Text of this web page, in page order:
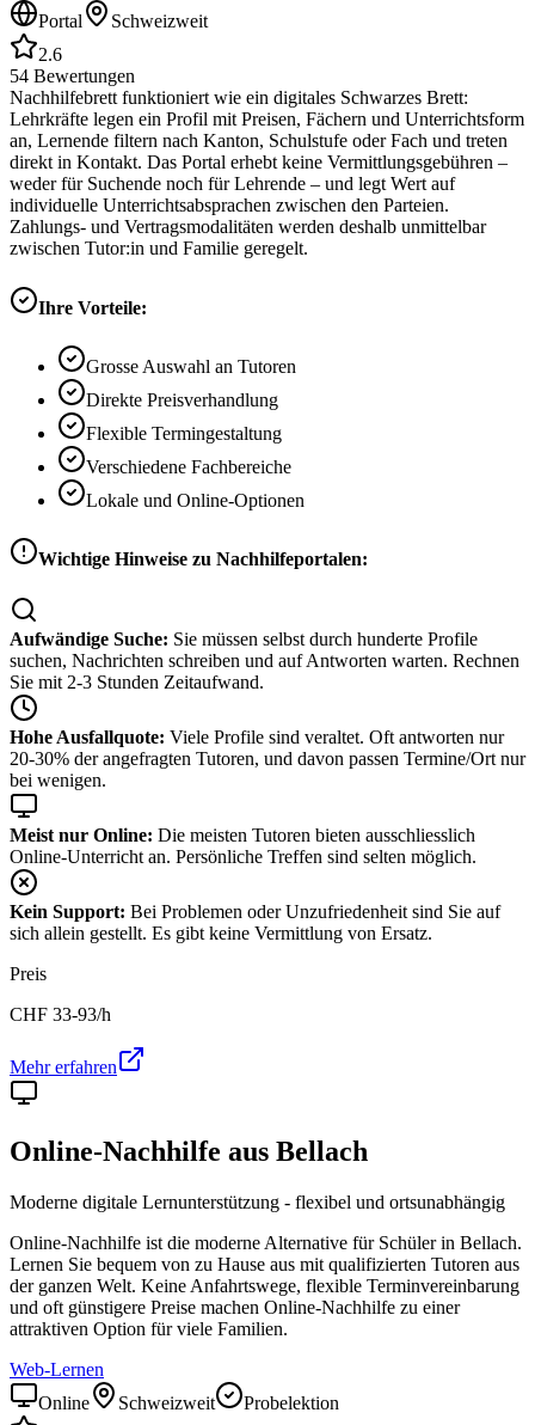
Portal
Schweizweit
2.6
54 Bewertungen
Nachhilfebrett funktioniert wie ein digitales Schwarzes Brett:
Lehrkräfte legen ein Profil mit Preisen, Fächern und Unterrichtsform
an, Lernende filtern nach Kanton, Schulstufe oder Fach und treten
direkt in Kontakt. Das Portal erhebt keine Vermittlungsgebühren –
weder für Suchende noch für Lehrende – und legt Wert auf
individuelle Unterrichtsabsprachen zwischen den Parteien.
Zahlungs- und Vertragsmodalitäten werden deshalb unmittelbar
zwischen Tutor:in und Familie geregelt.
Ihre Vorteile:
Grosse Auswahl an Tutoren
Direkte Preisverhandlung
Flexible Termingestaltung
Verschiedene Fachbereiche
Lokale und Online-Optionen
Wichtige Hinweise zu Nachhilfeportalen:
Aufwändige Suche: Sie müssen selbst durch hunderte Profile
suchen, Nachrichten schreiben und auf Antworten warten. Rechnen
Sie mit 2-3 Stunden Zeitaufwand.
Hohe Ausfallquote: Viele Profile sind veraltet. Oft antworten nur
20-30% der angefragten Tutoren, und davon passen Termine/Ort nur
bei wenigen.
Meist nur Online: Die meisten Tutoren bieten ausschliesslich
Online-Unterricht an. Persönliche Treffen sind selten möglich.
Kein Support: Bei Problemen oder Unzufriedenheit sind Sie auf
sich allein gestellt. Es gibt keine Vermittlung von Ersatz.
Preis
CHF 33-93/h
Mehr erfahren
Online-Nachhilfe aus Bellach
Moderne digitale Lernunterstützung - flexibel und ortsunabhängig
Online-Nachhilfe ist die moderne Alternative für Schüler in Bellach.
Lernen Sie bequem von zu Hause aus mit qualifizierten Tutoren aus
der ganzen Welt. Keine Anfahrtswege, flexible Terminvereinbarung
und oft günstigere Preise machen Online-Nachhilfe zu einer
attraktiven Option für viele Familien.
Web-Lernen
Online
Schweizweit
Probelektion